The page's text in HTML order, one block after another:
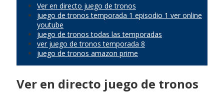
Ver en directo juego de tronos
juego de tronos temporada 1 episodio 1 ver online
youtube
juego de tronos todas las temporadas
ver juego de tronos temporada 8
juego de tronos amazon prime
Ver en directo juego de tronos